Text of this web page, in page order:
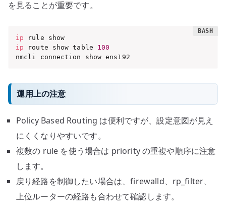
を見ることが重要です。
ip
ip route show table 100
nmcli connection show ens192
運用上の注意
Policy Based Routing は便利ですが、設定意図が見え
にくくなりやすいです。
複数の rule を使う場合は priority の重複や順序に注意
します。
戻り経路を制御したい場合は、firewalld、rp_filter、
上位ルーターの経路も合わせて確認します。